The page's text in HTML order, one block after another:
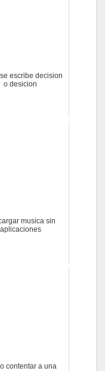
escribe decision
o desicion
musica sin
aplicaciones
contentar a una